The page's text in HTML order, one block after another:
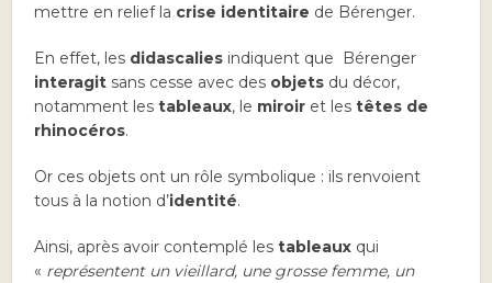
mettre en relief la crise identitaire de Bérenger.
En effet, les didascalies indiquent que Bérenger
interagit sans cesse avec des objets du décor,
notamment lestableaux, le miroir et les têtes de
rhinocéros.
Or ces objets ont un rôle symbolique : ils renvoient
tous à la notion d’identité.
Ainsi, après avoir contemplé lestableaux qui
« représentent un vieillard, une grosse femme, un